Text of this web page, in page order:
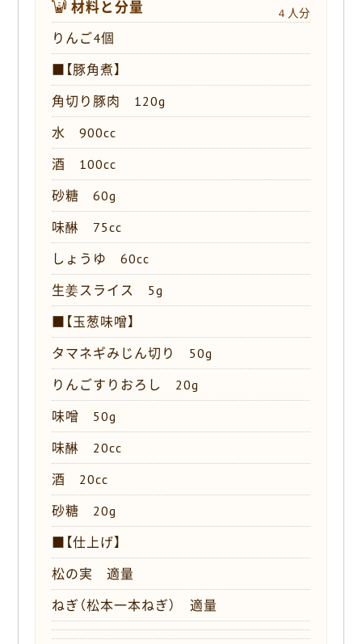
材料と分量 ４人分
りんご4個
■【豚角煮】
角切り豚肉 120g
水 900cc
酒 100cc
砂糖 60g
味醂 75cc
しょうゆ 60cc
生姜スライス 5g
■【玉葱味噌】
タマネギみじん切り 50g
りんごすりおろし 20g
味噌 50g
味醂 20cc
酒 20cc
砂糖 20g
■【仕上げ】
松の実 適量
ねぎ（松本一本ねぎ） 適量